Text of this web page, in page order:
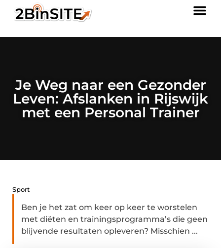
Je Weg naar een Gezonder
Leven: Afslanken in Rijswijk
met een Personal Trainer
Sport
Ben je het zat om keer op keer te worstelen
met diëten en trainingsprogramma’s die geen
blijvende resultaten opleveren? Misschien ...